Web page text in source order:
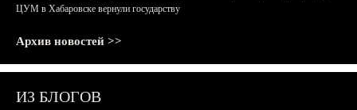
ЦУМ в Хабаровске вернули государству
Архив новостей >>
ИЗ БЛОГОВ